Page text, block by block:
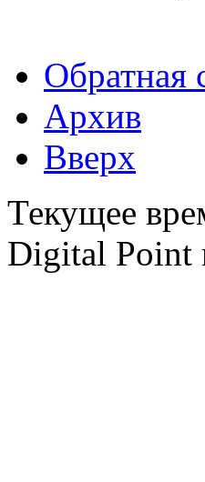
Обратная
Архив
Вверх
Текущее
Digital Point